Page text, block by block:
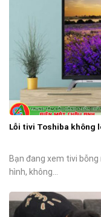
Lỗi tivi Toshiba không
Bạn đang xem tivi
hình, không...